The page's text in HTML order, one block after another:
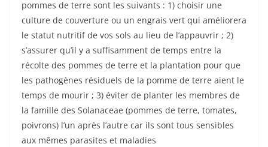
pommes de terre sont les suivants : 1) choisir une
culture de couverture ou un engrais vert qui améliorera
le statut nutritif de vos sols au lieu de l’appauvrir ; 2)
s’assurer qu’il y a suffisamment de temps entre la
récolte des pommes de terre et la plantation pour que
les pathogènes résiduels de la pomme de terre aient le
temps de mourir ; 3) éviter de planter les membres de
la famille des Solanaceae (pommes de terre, tomates,
poivrons) l’un après l’autre car ils sont tous sensibles
aux mêmes parasites et maladies